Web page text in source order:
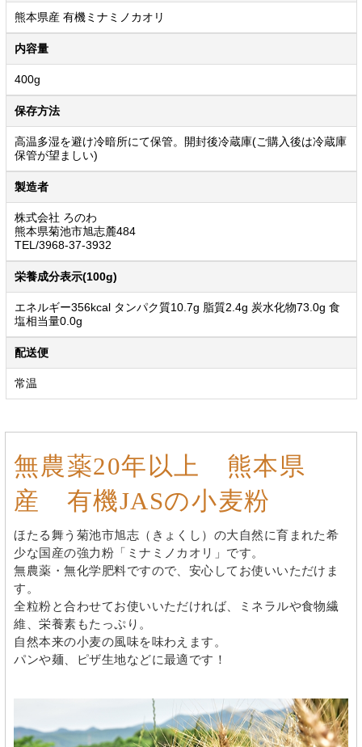
熊本県産 有機ミナミノカオリ
内容量
400g
保存方法
高温多湿を避け冷暗所にて保管。開封後冷蔵庫(ご購入後は冷蔵庫
保管が望ましい)
製造者
株式会社 ろのわ
熊本県菊池市旭志麓484
TEL/3968-37-3932
栄養成分表示(100g)
エネルギー356kcal タンパク質10.7g 脂質2.4g 炭水化物73.0g 食
塩相当量0.0g
配送便
常温
無農薬20年以上 熊本県
産 有機JASの小麦粉
ほたる舞う菊池市旭志（きょくし）の大自然に育まれた希
少な国産の強力粉「ミナミノカオリ」です。
無農薬・無化学肥料ですので、安心してお使いいただけま
す。
全粒粉と合わせてお使いいただければ、ミネラルや食物繊
維、栄養素もたっぷり。
自然本来の小麦の風味を味わえます。
パンや麺、ピザ生地などに最適です！